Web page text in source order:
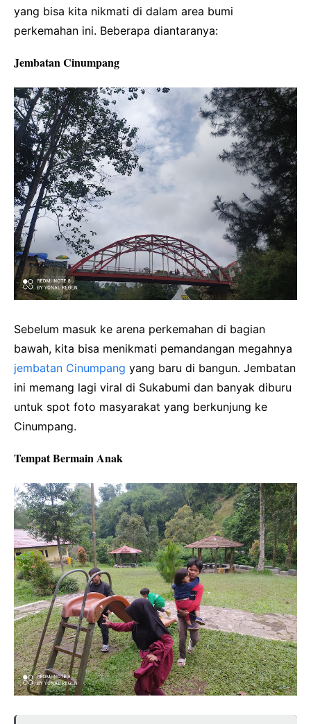
yang bisa kita nikmati di dalam area bumi
perkemahan ini. Beberapa diantaranya:
Jembatan Cinumpang
Sebelum masuk ke arena perkemahan di bagian
bawah, kita bisa menikmati pemandangan megahnya
jembatan Cinumpang yang baru di bangun. Jembatan
ini memang lagi viral di Sukabumi dan banyak diburu
untuk spot foto masyarakat yang berkunjung ke
Cinumpang.
Tempat Bermain Anak